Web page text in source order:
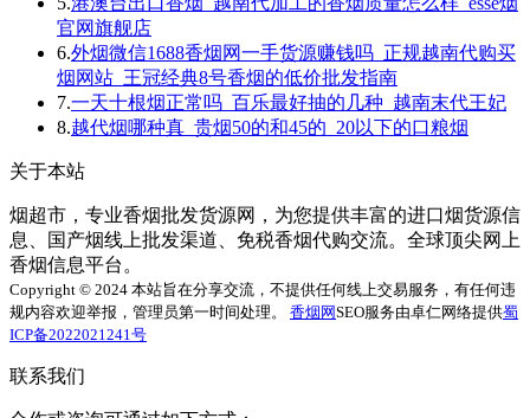
官网旗舰店
6.外烟微信1688香烟网一手货源赚钱吗_正规越南代购买
烟网站_王冠经典8号香烟的低价批发指南
7.一天十根烟正常吗_百乐最好抽的几种_越南末代王妃
8.越代烟哪种真_贵烟50的和45的_20以下的口粮烟
关于本站
烟超市，专业香烟批发货源网，为您提供丰富的进口烟货源信
息、国产烟线上批发渠道、免税香烟代购交流。全球顶尖网上
香烟信息平台。
Copyright © 2024 本站旨在分享交流，不提供任何线上交易服务，有任何违
规内容欢迎举报，管理员第一时间处理。 香烟网SEO服务由卓仁网络提供蜀
ICP备2022021241号
联系我们